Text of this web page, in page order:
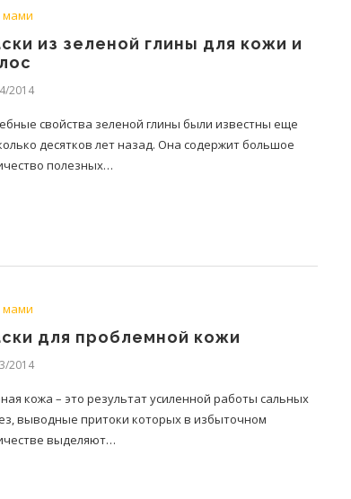
мами
из зеленой глины для кожи и
2014
свойства зеленой глины были известны еще
десятков лет назад. Она содержит большое
полезных…
мами
для проблемной кожи
2014
кожа – это результат усиленной работы сальных
выводные притоки которых в избыточном
выделяют…